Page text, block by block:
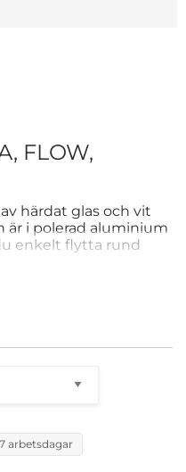
FLOW,
härdat glas och vit
är i polerad aluminium
enkelt flytta rund
arbetsdagar